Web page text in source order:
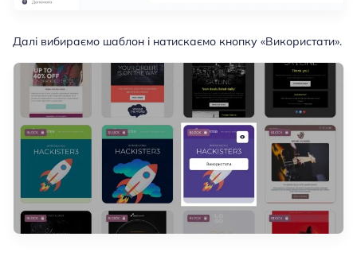
Далі вибираємо шаблон і натискаємо кнопку «Використати».